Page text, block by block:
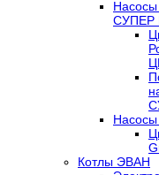
Насосы
СУПЕР
Котлы ЭВАН